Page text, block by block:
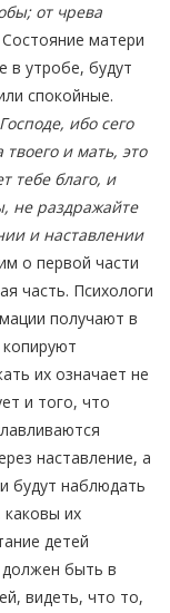
от чрева
матери
в утробе, будут
спокойные.
ибо сего
и мать, это
тебе благо, и
не раздражайте
и наставлении
о первой части
часть. Психологи
получают в
копируют
их означает не
и того, что
наставление, а
будут наблюдать
их
детей
быть в
видеть, что то,